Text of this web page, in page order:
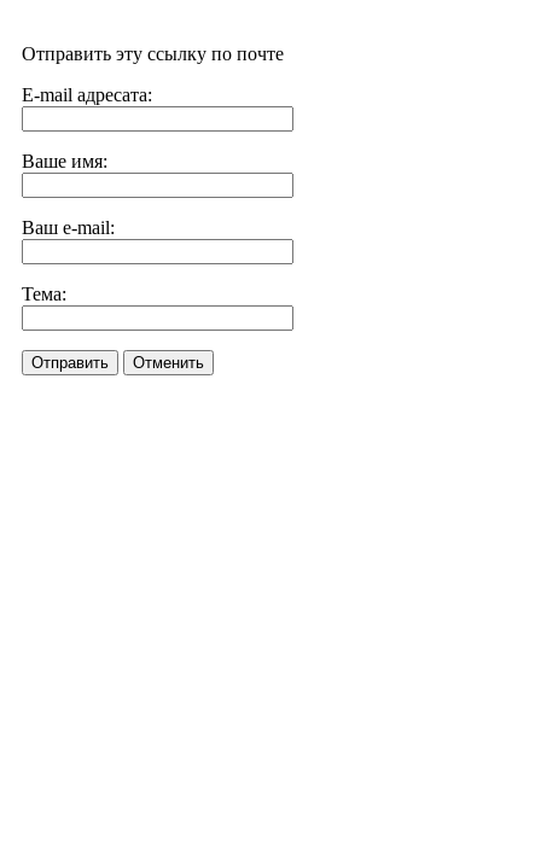
Отправить эту ссылку по почте
E-mail адресата:
Ваше имя:
Ваш e-mail:
Тема:
Отправить Отменить